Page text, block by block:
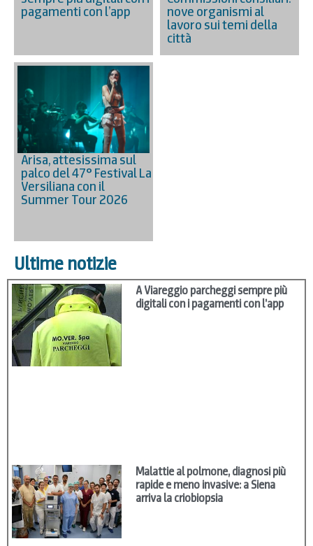
pagamenti con l’app nove organismi al
lavoro sui temi della
città
Arisa, attesissima sul
palco del 47° Festival La
Versiliana con il
Summer Tour 2026
Ultime notizie
A Viareggio parcheggi sempre più
digitali con i pagamenti con l’app
Malattie al polmone, diagnosi più
rapide e meno invasive: a Siena
arriva la criobiopsia